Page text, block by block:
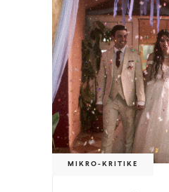
MIKRO-KRITIKE